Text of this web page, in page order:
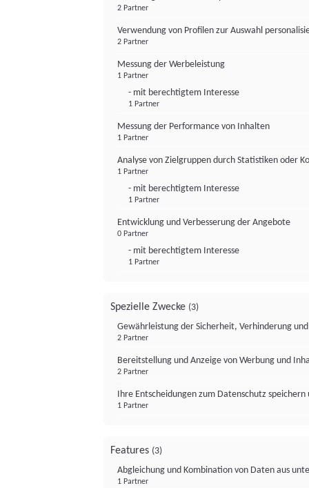
2 Partner
Verwendung von Profilen zur Auswahl
2 Partner
Messung der Werbeleistung
1 Partner
- mit berechtigtem Interesse
1 Partner
Messung der Performance von Inhalten
1 Partner
Analyse von Zielgruppen durch Statistiken oder
1 Partner
- mit berechtigtem Interesse
1 Partner
Entwicklung und Verbesserung der Angebote
0 Partner
- mit berechtigtem Interesse
1 Partner
Spezielle Zwecke (3)
Gewährleistung der Sicherheit, Verhinderung
2 Partner
Bereitstellung und Anzeige von Werbung und
2 Partner
Ihre Entscheidungen zum Datenschutz
1 Partner
Features (3)
Abgleichung und Kombination von Daten aus
1 Partner